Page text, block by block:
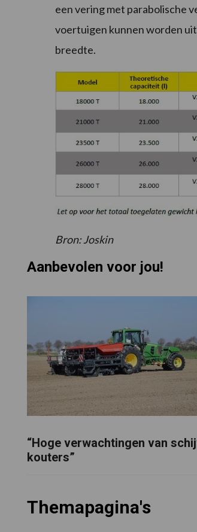
een vering met parabolische
voertuigen kunnen worden
breedte.
Bron: Joskin
Aanbevolen voor jou!
“Hoge verwachtingen van
kouters”
Themapagina's